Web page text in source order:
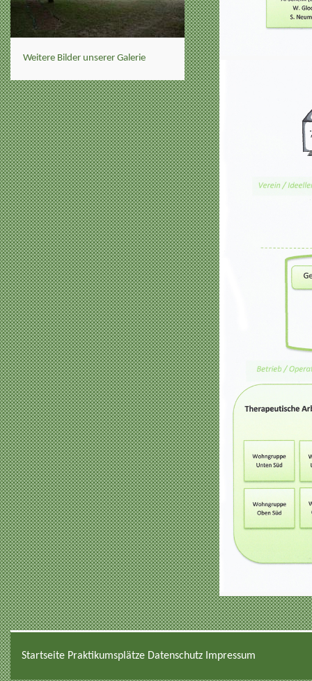
Weitere Bilder unserer Galerie
Startseite Praktikumsplätze Datenschutz Impressum